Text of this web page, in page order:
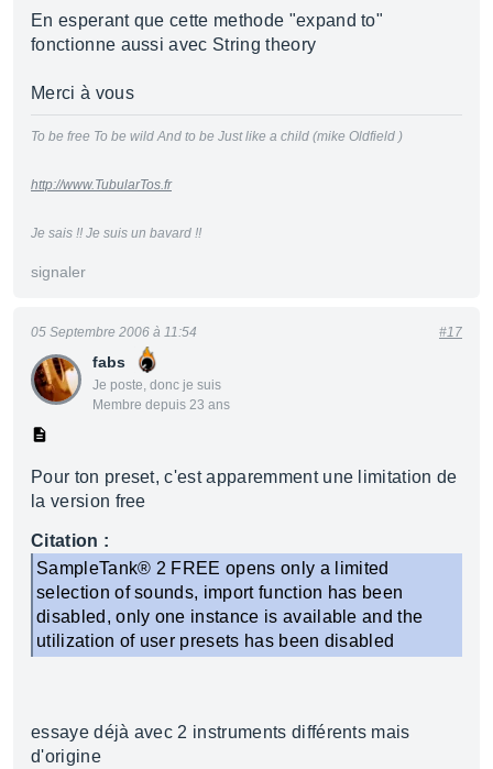
En esperant que cette methode "expand to"
fonctionne aussi avec String theory
Merci à vous
To be free To be wild And to be Just like a child (mike Oldfield )
http://www.TubularTos.fr
Je sais !! Je suis un bavard !!
signaler
fabs
Je poste, donc je suis
Membre depuis 23 ans
05 Septembre 2006 à 11:54 #17
Pour ton preset, c'est apparemment une limitation de
la version free
Citation :
SampleTank® 2 FREE opens only a limited
selection of sounds, import function has been
disabled, only one instance is available and the
utilization of user presets has been disabled
essaye déjà avec 2 instruments différents mais
d'origine